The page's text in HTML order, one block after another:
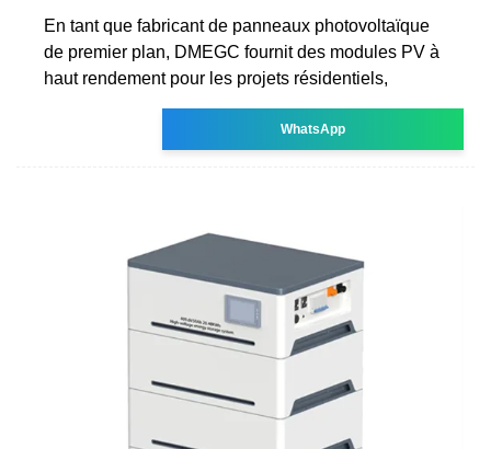
En tant que fabricant de panneaux photovoltaïque
de premier plan, DMEGC fournit des modules PV à
haut rendement pour les projets résidentiels,
WhatsApp